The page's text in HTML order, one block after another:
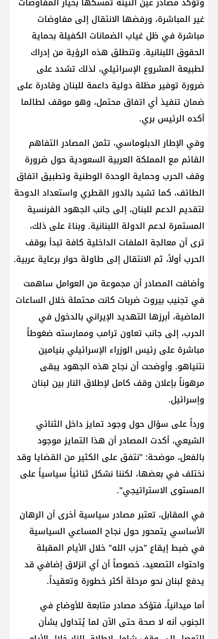
غير المباشرة، ورفضها الانتقال إلى مفاوضات
مباشرة في ظل غياب الضمانات الكفيلة بحماية
الحقوق اللبنانية. وتنطلق هذه الرؤية من إدراك
لطبيعة المشروع الإسرائيلي، لذلك تشدد على
ضرورة توفير مظلة دولية داعمة للبنان وقادرة على
ضمان تنفيذ أي اتفاق محتمل، وهو موقف لطالما
أكده الرئيس بري.
وفي الإطار الدبلوماسي، تثمن المصادر التفاهم
القائم مع المملكة العربية السعودية حول ضرورة
وقف الحرب وحماية الوحدة الوطنية وتطبيق اتفاق
الطائف، كما تشيد بالدور القطري واستعداد الدوحة
لتقديم الدعم للبنان، إلى جانب الجهود الفرنسية
المستمرة لدعم الدولة اللبنانية. وبناءً على ذلك،
ترى أن معالجة الملفات الداخلية كافة تبدأ بوقف
الحرب أولاً، ثم الانتقال إلى طاولة حوار برعاية عربية.
وأضافت المصادر أن مجموعة من العوامل ساهمت
في تجنيب بيروت ضربات كانت محتملة خلال الساعات
الماضية، أبرزها التهديد الإيراني بالدخول في
الحرب، إلى جانب تعاون ترامب وممارسته ضغوطاً
مباشرة على رئيس الوزراء الإسرائيلي بنيامين
نتنياهو. وأوضحت أن نجاح هذه الجهود يبقى
مرهوناً بإعلان وقف كامل لإطلاق النار بين لبنان
وإسرائيل.
ورداً على سؤال حول وجود تمايز داخل الثنائي
الشيعي، أكدت المصادر أن هذا التمايز موجود
بالفعل، موضحة: "نتفق على الكثير من القضايا وقد
نختلف في بعضها، لكننا نشكل ثنائياً سياسياً على
المستوى الاستراتيجي".
في المقابل، تعتبر مصادر سياسية أخرى أن الرهان
الأساسي يتمحور حول نجاح المساعي السياسية
في ضبط إيقاع "حزب الله" خلال الأيام المقبلة
واحتواء التصعيد، خصوصاً أن أي انزلاق إضافي قد
يدفع لبنان نحو مرحلة أكثر خطورة وتعقيداً.
أما ميدانياً، فتؤكد مصادر متابعة للأوضاع في
الجنوب أنه لا صحة حتى الآن لما يُتداول بشأن